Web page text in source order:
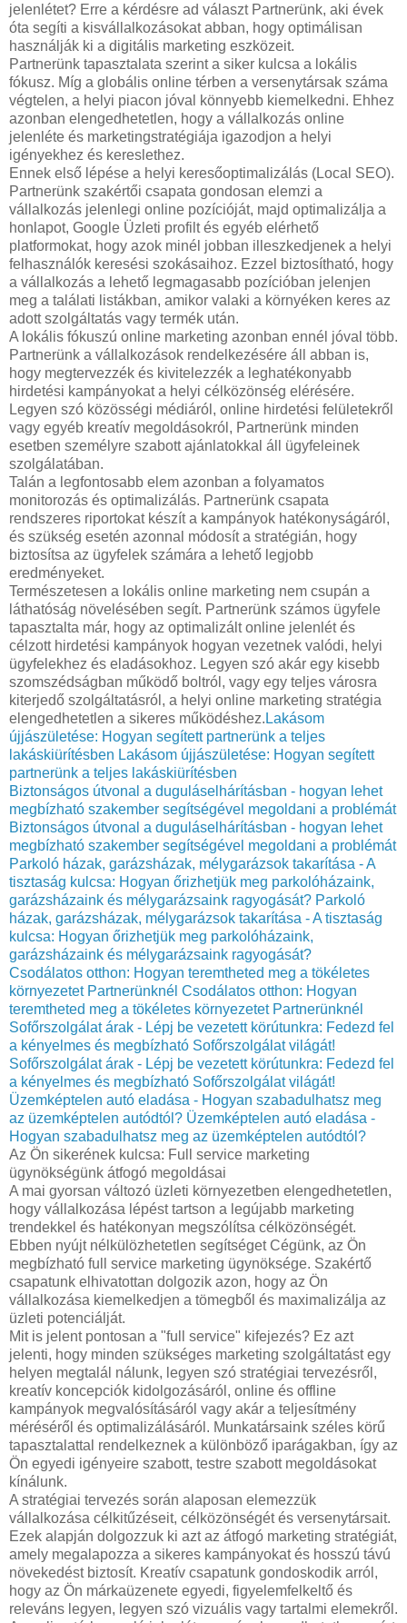
jelenlétet? Erre a kérdésre ad választ Partnerünk, aki évek
óta segíti a kisvállalkozásokat abban, hogy optimálisan
használják ki a digitális marketing eszközeit.
Partnerünk tapasztalata szerint a siker kulcsa a lokális
fókusz. Míg a globális online térben a versenytársak száma
végtelen, a helyi piacon jóval könnyebb kiemelkedni. Ehhez
azonban elengedhetetlen, hogy a vállalkozás online
jelenléte és marketingstratégiája igazodjon a helyi
igényekhez és kereslethez.
Ennek első lépése a helyi keresőoptimalizálás (Local SEO).
Partnerünk szakértői csapata gondosan elemzi a
vállalkozás jelenlegi online pozícióját, majd optimalizálja a
honlapot, Google Üzleti profilt és egyéb elérhető
platformokat, hogy azok minél jobban illeszkedjenek a helyi
felhasználók keresési szokásaihoz. Ezzel biztosítható, hogy
a vállalkozás a lehető legmagasabb pozícióban jelenjen
meg a találati listákban, amikor valaki a környéken keres az
adott szolgáltatás vagy termék után.
A lokális fókuszú online marketing azonban ennél jóval több.
Partnerünk a vállalkozások rendelkezésére áll abban is,
hogy megtervezzék és kivitelezzék a leghatékonyabb
hirdetési kampányokat a helyi célközönség elérésére.
Legyen szó közösségi médiáról, online hirdetési felületekről
vagy egyéb kreatív megoldásokról, Partnerünk minden
esetben személyre szabott ajánlatokkal áll ügyfeleinek
szolgálatában.
Talán a legfontosabb elem azonban a folyamatos
monitorozás és optimalizálás. Partnerünk csapata
rendszeres riportokat készít a kampányok hatékonyságáról,
és szükség esetén azonnal módosít a stratégián, hogy
biztosítsa az ügyfelek számára a lehető legjobb
eredményeket.
Természetesen a lokális online marketing nem csupán a
láthatóság növelésében segít. Partnerünk számos ügyfele
tapasztalta már, hogy az optimalizált online jelenlét és
célzott hirdetési kampányok hogyan vezetnek valódi, helyi
ügyfelekhez és eladásokhoz. Legyen szó akár egy kisebb
szomszédságban működő boltról, vagy egy teljes városra
kiterjedő szolgáltatásról, a helyi online marketing stratégia
elengedhetetlen a sikeres működéshez. Lakásom
újjászületése: Hogyan segített partnerünk a teljes
lakáskiürítésben Lakásom újjászületése: Hogyan segített
partnerünk a teljes lakáskiürítésben
Biztonságos útvonal a duguláselhárításban - hogyan lehet
megbízható szakember segítségével megoldani a problémát
Biztonságos útvonal a duguláselhárításban - hogyan lehet
megbízható szakember segítségével megoldani a problémát
Parkoló házak, garázsházak, mélygarázsok takarítása - A
tisztaság kulcsa: Hogyan őrizhetjük meg parkolóházaink,
garázsházaink és mélygarázsaink ragyogását? Parkoló
házak, garázsházak, mélygarázsok takarítása - A tisztaság
kulcsa: Hogyan őrizhetjük meg parkolóházaink,
garázsházaink és mélygarázsaink ragyogását?
Csodálatos otthon: Hogyan teremtheted meg a tökéletes
környezetet Partnerünknél Csodálatos otthon: Hogyan
teremtheted meg a tökéletes környezetet Partnerünknél
Sofőrszolgálat árak - Lépj be vezetett körútunkra: Fedezd fel
a kényelmes és megbízható Sofőrszolgálat világát!
Sofőrszolgálat árak - Lépj be vezetett körútunkra: Fedezd fel
a kényelmes és megbízható Sofőrszolgálat világát!
Üzemképtelen autó eladása - Hogyan szabadulhatsz meg
az üzemképtelen autódtól? Üzemképtelen autó eladása -
Hogyan szabadulhatsz meg az üzemképtelen autódtól?
Az Ön sikerének kulcsa: Full service marketing
ügynökségünk átfogó megoldásai
A mai gyorsan változó üzleti környezetben elengedhetetlen,
hogy vállalkozása lépést tartson a legújabb marketing
trendekkel és hatékonyan megszólítsa célközönségét.
Ebben nyújt nélkülözhetetlen segítséget Cégünk, az Ön
megbízható full service marketing ügynöksége. Szakértő
csapatunk elhivatottan dolgozik azon, hogy az Ön
vállalkozása kiemelkedjen a tömegből és maximalizálja az
üzleti potenciálját.
Mit is jelent pontosan a "full service" kifejezés? Ez azt
jelenti, hogy minden szükséges marketing szolgáltatást egy
helyen megtalál nálunk, legyen szó stratégiai tervezésről,
kreatív koncepciók kidolgozásáról, online és offline
kampányok megvalósításáról vagy akár a teljesítmény
méréséről és optimalizálásáról. Munkatársaink széles körű
tapasztalattal rendelkeznek a különböző iparágakban, így az
Ön egyedi igényeire szabott, testre szabott megoldásokat
kínálunk.
A stratégiai tervezés során alaposan elemezzük
vállalkozása célkitűzéseit, célközönségét és versenytársait.
Ezek alapján dolgozzuk ki azt az átfogó marketing stratégiát,
amely megalapozza a sikeres kampányokat és hosszú távú
növekedést biztosít. Kreatív csapatunk gondoskodik arról,
hogy az Ön márkaüzenete egyedi, figyelemfelkeltő és
releváns legyen, legyen szó vizuális vagy tartalmi elemekről.